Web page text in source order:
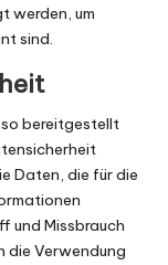
werden, um
sind.
bereitgestellt
Daten, die für die
und Missbrauch
die Verwendung